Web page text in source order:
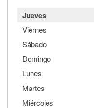
Jueves
Viernes
Sábado
Domingo
Lunes
Martes
Miércoles